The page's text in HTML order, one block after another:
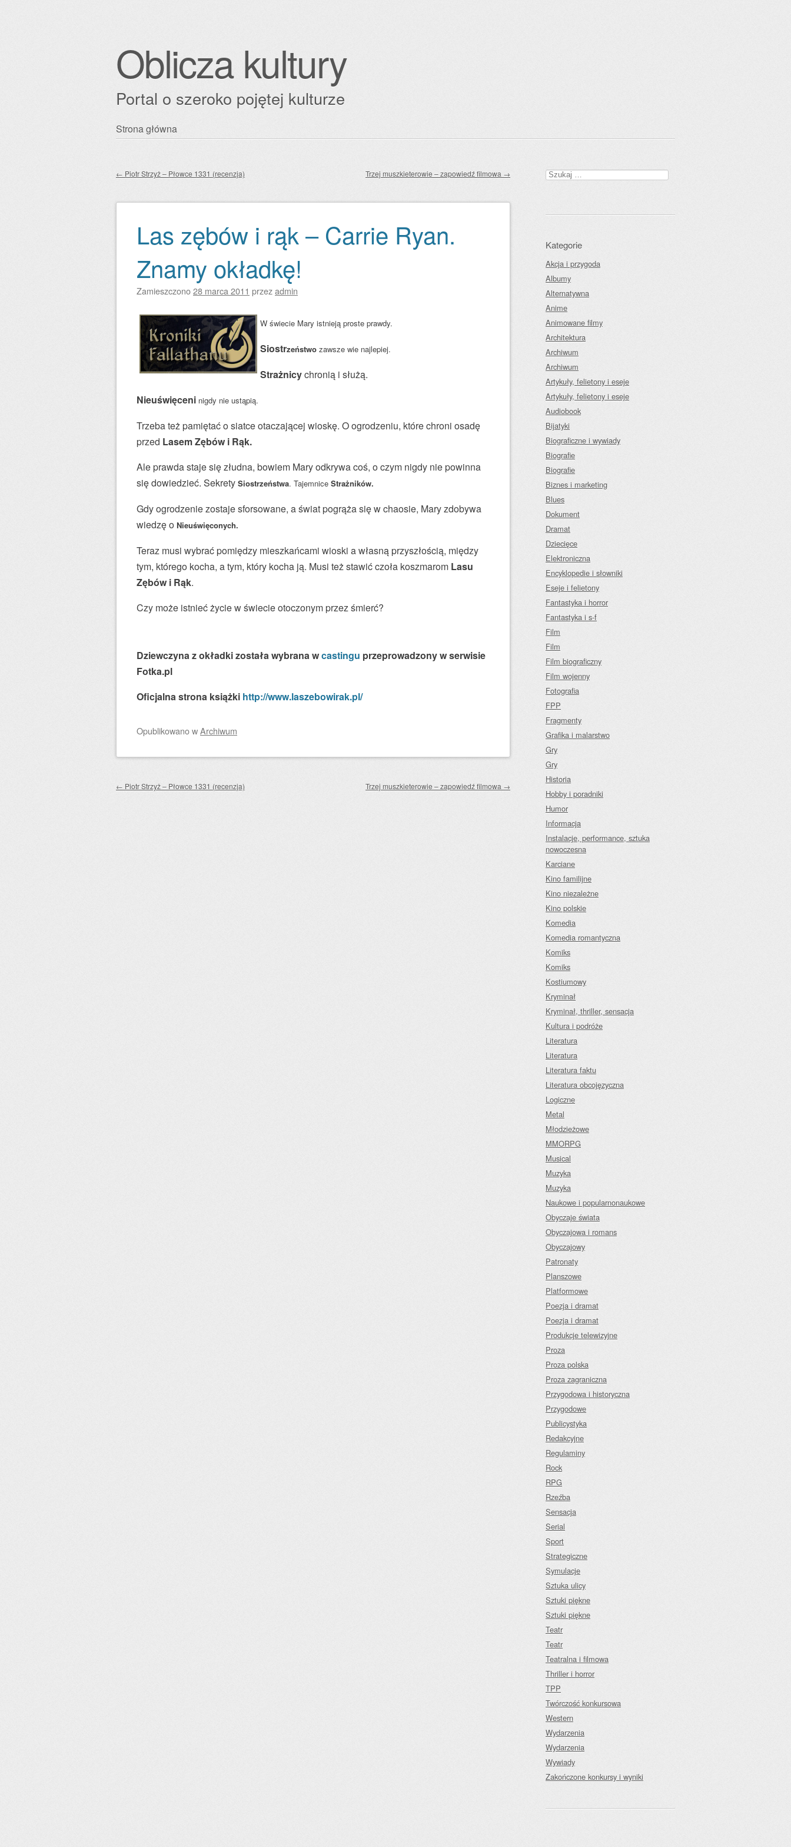
Oblicza kultury
Portal o szeroko pojętej kulturze
Przejdź
Strona główna
Zobacz wpisy
← Piotr Strzyż – Płowce 1331 (recenzja) Trzej muszkieterowie – zapowiedź filmowa →
Las zębów i rąk – Carrie Ryan.
Znamy okładkę!
Zamieszczono28 marca 2011 przezadmin
W świecie Mary istnieją proste prawdy.
Siostrzeństwo zawsze wie najlepiej.
Strażnicychronią i służą.
Nieuświęceni nigdy nie ustąpią.
Trzeba też pamiętać o siatce otaczającej wioskę. O ogrodzeniu, które chroni osadę
przed Lasem Zębów i Rąk.
Ale prawda staje się złudna, bowiem Mary odkrywa coś, o czym nigdy nie powinna
się dowiedzieć. Sekrety Siostrzeństwa. Tajemnice Strażników.
Gdy ogrodzenie zostaje sforsowane, a świat pogrąża się w chaosie, Mary zdobywa
wiedzę o Nieuświęconych.
Teraz musi wybrać pomiędzy mieszkańcami wioski a własną przyszłością, między
tym, którego kocha, a tym, który kocha ją. Musi też stawić czoła koszmarom Lasu
Zębów i Rąk.
Czy może istnieć życie w świecie otoczonym przez śmierć?
Dziewczyna z okładki została wybrana wcastingu przeprowadzony w serwisie
Fotka.pl
Oficjalna strona książki http://www.laszebowirak.pl/
OpublikowanowArchiwum
Zobacz wpisy
← Piotr Strzyż – Płowce 1331 (recenzja) Trzej muszkieterowie – zapowiedź filmowa →
Szukaj:
Kategorie
Akcja i przygoda
Albumy
Alternatywna
Anime
Animowane filmy
Architektura
Archiwum
Archiwum
Artykuły, felietony i eseje
Artykuły, felietony i eseje
Audiobook
Bijatyki
Biograficzne i wywiady
Biografie
Biografie
Biznes i marketing
Blues
Dokument
Dramat
Dziecięce
Elektroniczna
Encyklopedie i słowniki
Eseje i felietony
Fantastyka i horror
Fantastyka i s-f
Film
Film
Film biograficzny
Film wojenny
Fotografia
FPP
Fragmenty
Grafika i malarstwo
Gry
Gry
Historia
Hobby i poradniki
Humor
Informacja
Instalacje, performance, sztuka
nowoczesna
Karciane
Kino familijne
Kino niezależne
Kino polskie
Komedia
Komedia romantyczna
Komiks
Komiks
Kostiumowy
Kryminał
Kryminał, thriller, sensacja
Kultura i podróże
Literatura
Literatura
Literatura faktu
Literatura obcojęzyczna
Logiczne
Metal
Młodzieżowe
MMORPG
Musical
Muzyka
Muzyka
Naukowe i popularnonaukowe
Obyczaje świata
Obyczajowa i romans
Obyczajowy
Patronaty
Planszowe
Platformowe
Poezja i dramat
Poezja i dramat
Produkcje telewizyjne
Proza
Proza polska
Proza zagraniczna
Przygodowa i historyczna
Przygodowe
Publicystyka
Redakcyjne
Regulaminy
Rock
RPG
Rzeźba
Sensacja
Serial
Sport
Strategiczne
Symulacje
Sztuka ulicy
Sztuki piękne
Sztuki piękne
Teatr
Teatr
Teatralna i filmowa
Thriller i horror
TPP
Twórczość konkursowa
Western
Wydarzenia
Wydarzenia
Wywiady
Zakończone konkursy i wyniki